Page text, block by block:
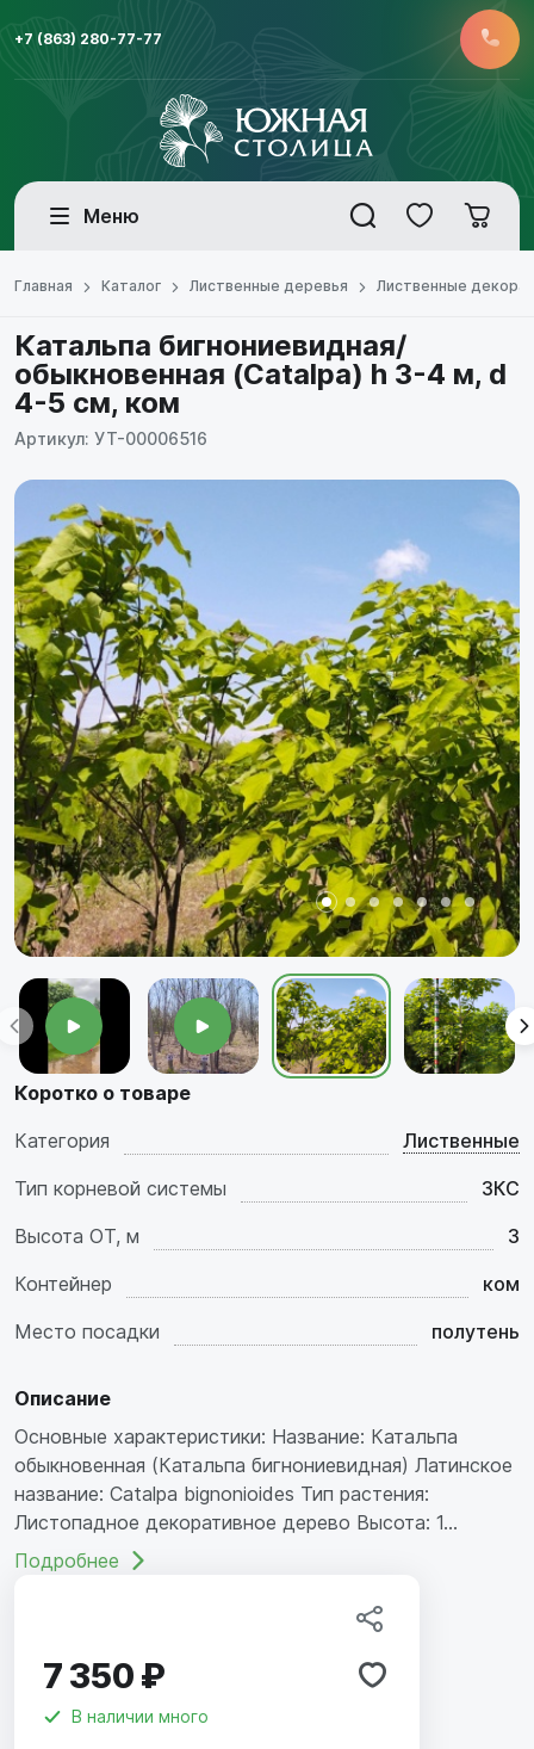
+7 (863) 280-77-77
Меню
Главная Каталог Лиственные деревья Лиственные
Катальпа бигнониевидная/
обыкновенная (Catalpa) h 3-4 м, d
4-5 см, ком
Артикул: УТ-00006516
Коротко о товаре
Категория
Лиственные
Тип корневой системы
ЗКС
Высота ОТ, м
3
Контейнер
ком
Место посадки
полутень
Описание
Основные характеристики: Название: Катальпа
обыкновенная (Катальпа бигнониевидная) Латинское
название: Catalpa bignonioides Тип растения:
Листопадное декоративное дерево Высота: 1...
Подробнее
7 350 ₽
В наличии много